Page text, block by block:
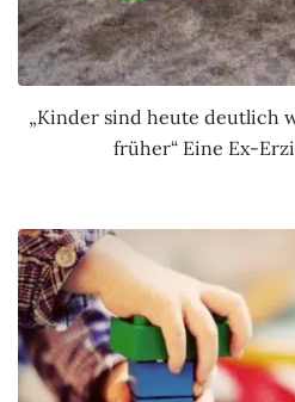
„Kinder sind heute deutlich
früher“ Eine Ex-